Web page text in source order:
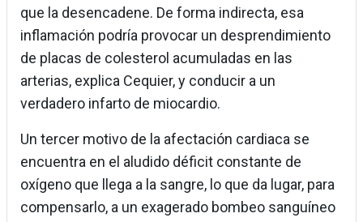
que la desencadene. De forma indirecta, esa
inflamación podría provocar un desprendimiento
de placas de colesterol acumuladas en las
arterias, explica Cequier, y conducir a un
verdadero infarto de miocardio.
Un tercer motivo de la afectación cardiaca se
encuentra en el aludido déficit constante de
oxígeno que llega a la sangre, lo que da lugar, para
compensarlo, a un exagerado bombeo sanguíneo